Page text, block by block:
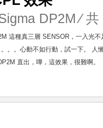
DP2M⁄
這種真三層 SENSOR，一入光
。。心動不如行動，試一下。
直出，嘩，這效果，很難啊